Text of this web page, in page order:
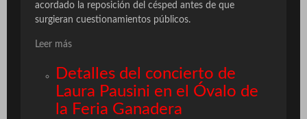
acordado la reposición del césped antes de que
surgieran cuestionamientos públicos.
Leer más
Detalles del concierto de
Laura Pausini en el Óvalo de
la Feria Ganadera